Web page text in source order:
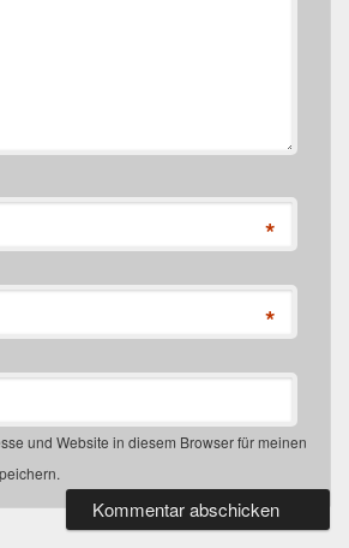
*
*
und Website in diesem Browser für meinen